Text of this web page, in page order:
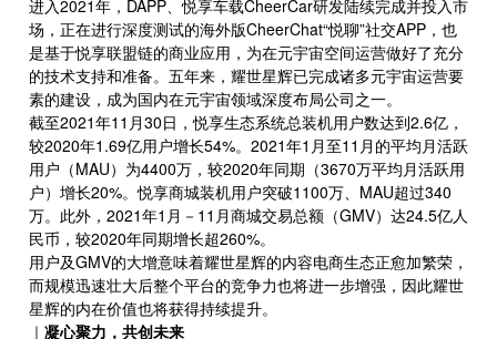
进入2021年，DAPP、悦享车载CheerCar研发陆续完成并投入市
场，正在进行深度测试的海外版CheerChat“悦聊”社交APP，也
是基于悦享联盟链的商业应用，为在元宇宙空间运营做好了充分
的技术支持和准备。五年来，耀世星辉已完成诸多元宇宙运营要
素的建设，成为国内在元宇宙领域深度布局公司之一。
截至2021年11月30日，悦享生态系统总装机用户数达到2.6亿，
较2020年1.69亿用户增长54%。2021年1月至11月的平均月活跃
用户（MAU）为4400万，较2020年同期（3670万平均月活跃用
户）增长20%。悦享商城装机用户突破1100万、MAU超过340
万。此外，2021年1月－11月商城交易总额（GMV）达24.5亿人
民币，较2020年同期增长超260%。
用户及GMV的大增意味着耀世星辉的内容电商生态正愈加繁荣，
而规模迅速壮大后整个平台的竞争力也将进一步增强，因此耀世
星辉的内在价值也将获得持续提升。
｜ 凝心聚力，共创未来